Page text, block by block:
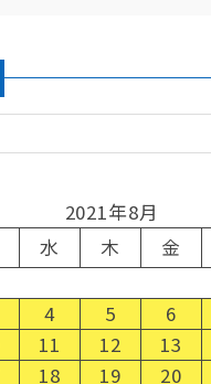
2021年8月
水 木 金
4 5 6
11 12 13
18 19 20